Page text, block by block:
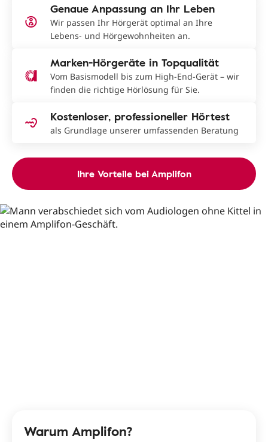
Genaue Anpassung an Ihr Leben
Wir passen Ihr Hörgerät optimal an Ihre
Lebens- und Hörgewohnheiten an.
Marken-Hörgeräte in Topqualität
Vom Basismodell bis zum High-End-Gerät – wir
finden die richtige Hörlösung für Sie.
Kostenloser, professioneller Hörtest
als Grundlage unserer umfassenden Beratung
Ihre Vorteile bei Amplifon
Warum Amplifon?